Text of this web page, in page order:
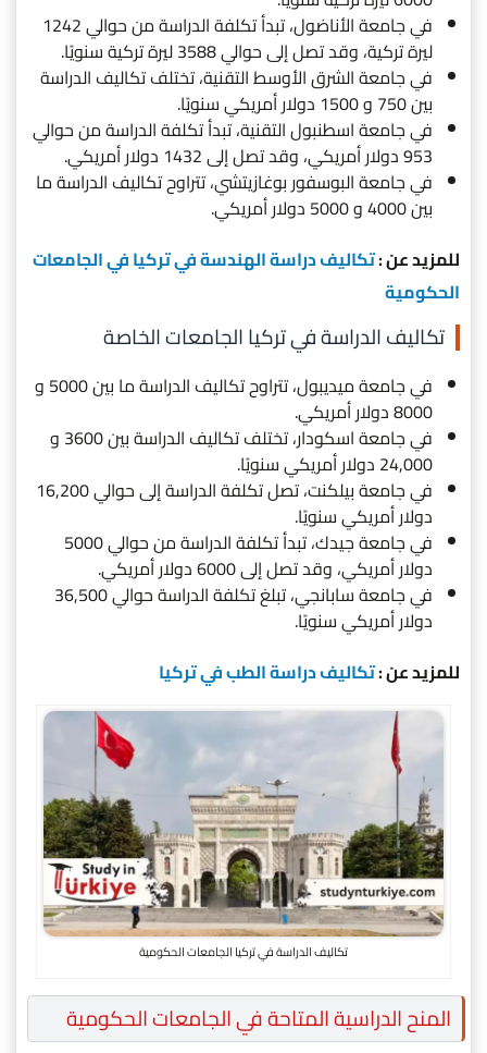
في جامعة الأناضول، تبدأ تكلفة الدراسة من حوالي 1242
ليرة تركية، وقد تصل إلى حوالي 3588 ليرة تركية سنويًا.
في جامعة الشرق الأوسط التقنية، تختلف تكاليف الدراسة
بين 750 و 1500 دولار أمريكي سنويًا.
في جامعة اسطنبول التقنية، تبدأ تكلفة الدراسة من حوالي
953 دولار أمريكي، وقد تصل إلى 1432 دولار أمريكي.
في جامعة البوسفور بوغازيتشي، تتراوح تكاليف الدراسة ما
بين 4000 و 5000 دولار أمريكي.
للمزيد عن :تكاليف دراسة الهندسة في تركيا في الجامعات
الحكومية
تكاليف الدراسة في تركيا الجامعات الخاصة
في جامعة ميديبول، تتراوح تكاليف الدراسة ما بين 5000 و
8000 دولار أمريكي.
في جامعة اسكودار، تختلف تكاليف الدراسة بين 3600 و
24,000 دولار أمريكي سنويًا.
في جامعة بيلكنت، تصل تكلفة الدراسة إلى حوالي 16,200
دولار أمريكي سنويًا.
في جامعة جيدك، تبدأ تكلفة الدراسة من حوالي 5000
دولار أمريكي، وقد تصل إلى 6000 دولار أمريكي.
في جامعة سابانجي، تبلغ تكلفة الدراسة حوالي 36,500
دولار أمريكي سنويًا.
للمزيد عن :تكاليف دراسة الطب في تركيا
تكاليف الدراسة في تركيا الجامعات الحكومية
المنح الدراسية المتاحة في الجامعات الحكومية